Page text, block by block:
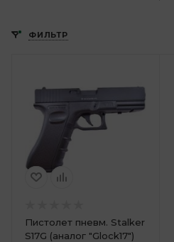
ФИЛЬТР
Пистолет пневм. Stalker
S17G (аналог "Glock17")